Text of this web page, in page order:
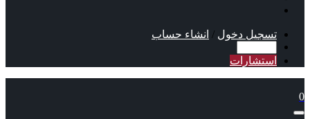
تسجيل دخول / انشاء حساب
استشارات
0